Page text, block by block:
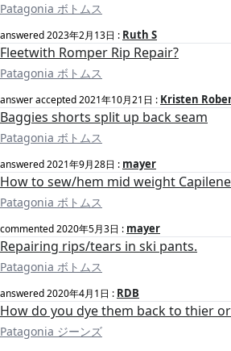
Patagonia ボトムス
answered2023年2月13日 : Ruth S
Fleetwith Romper Rip Repair?
Patagonia ボトムス
answer accepted2021年10月21日 : Kristen
Baggies shorts split up back seam
Patagonia ボトムス
answered2021年9月28日 : mayer
How to sew/hem mid weight
Patagonia ボトムス
commented2020年5月3日 : mayer
Repairing rips/tears in ski pants.
Patagonia ボトムス
answered2020年4月1日 : RDB
How do you dye them back to thier
Patagonia ジーンズ